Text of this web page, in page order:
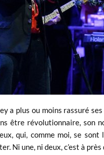
a plus ou moins rassuré
être révolutionnaire, son
qui, comme moi, se
Ni une, ni deux, c’est à